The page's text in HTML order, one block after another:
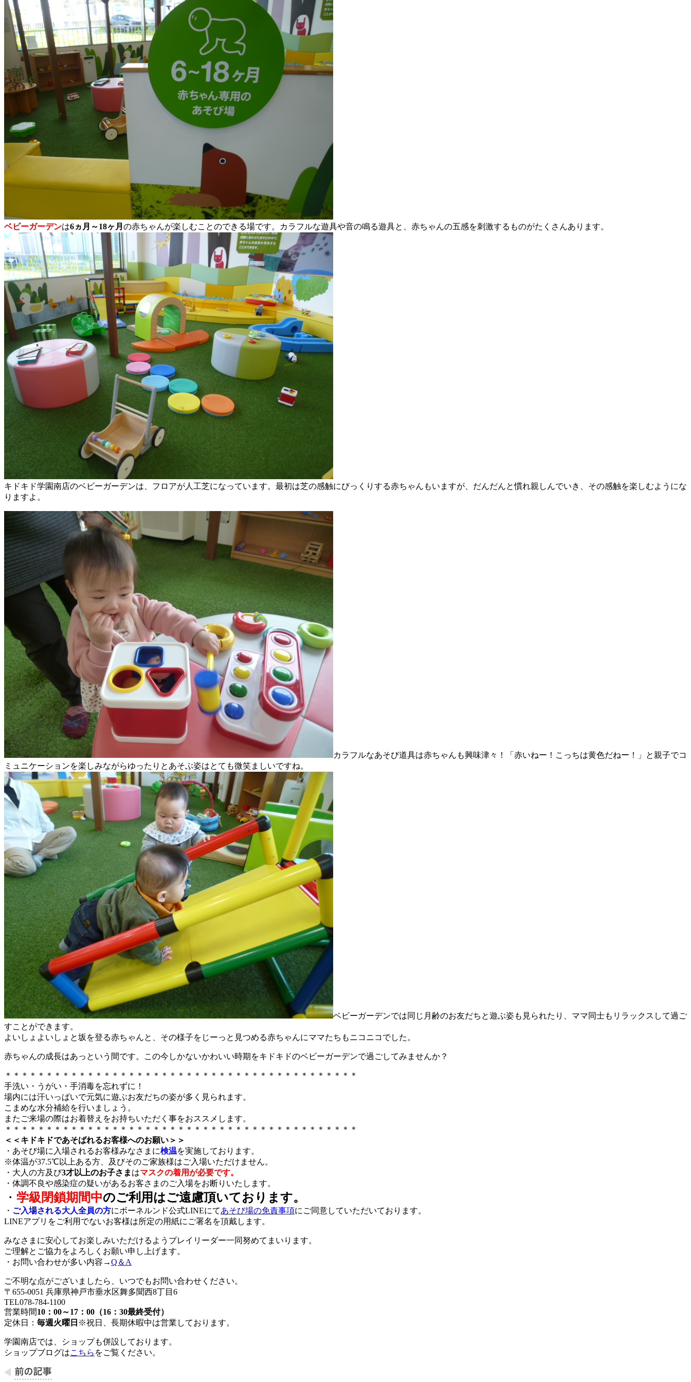
ベビーガーデンは6ヵ月～18ヶ月 の赤ちゃんが楽しむことのできる場です。カラフルな遊具や音の鳴る遊具と、赤ちゃんの五感を刺激するものがたくさんあります。
キドキド学園南店のベビーガーデンは、フロアが人工芝になっています。最初は芝の感触にびっくりする赤ちゃんもいますが、だんだんと慣れ親しんでいき、その感触を楽しむようにな
りますよ。
カラフルなあそび道具は赤ちゃんも興味津々！「赤いねー！こっちは黄色だねー！」と親子でコ
ミュニケーションを楽しみながらゆったりとあそぶ姿はとても微笑ましいですね。
ベビーガーデンでは同じ月齢のお友だちと遊ぶ姿も見られたり、ママ同士もリラックスして過ご
すことができます。
よいしょよいしょと坂を登る赤ちゃんと、その様子をじーっと見つめる赤ちゃんにママたちもニコニコでした。
赤ちゃんの成長はあっという間です。この今しかないかわいい時期をキドキドのベビーガーデンで過ごしてみませんか？
＊＊＊＊＊＊＊＊＊＊＊＊＊＊＊＊＊＊＊＊＊＊＊＊＊＊＊＊＊＊＊＊＊＊＊＊＊＊＊＊＊＊＊
手洗い・うがい・手消毒を忘れずに！
場内には汗いっぱいで元気に遊ぶお友だちの姿が多く見られます。
こまめな水分補給を行いましょう。
またご来場の際はお着替えをお持ちいただく事をおススメします。
＊＊＊＊＊＊＊＊＊＊＊＊＊＊＊＊＊＊＊＊＊＊＊＊＊＊＊＊＊＊＊＊＊＊＊＊＊＊＊＊＊＊＊
＜＜キドキドであそばれるお客様へのお願い＞＞
・あそび場に入場されるお客様みなさまに検温を実施しております。
※体温が37.5℃以上ある方、及びそのご家族様はご入場いただけません。
・大人の方及び3才以上のお子さまはマスクの着用が必要です。
・体調不良や感染症の疑いがあるお客さまのご入場をお断りいたします。
・ 学級閉鎖期間中のご利用はご遠慮頂いております。
・ ご入場される大人全員の方にボーネルンド公式LINEにてあそび場の免責事項にご同意していただいております。
LINEアプリをご利用でないお客様は所定の用紙にご署名を頂戴します。
みなさまに安心してお楽しみいただけるようプレイリーダー一同努めてまいります。
ご理解とご協力をよろしくお願い申し上げます。
・お問い合わせが多い内容→Q＆A
ご不明な点がございましたら、いつでもお問い合わせください。
〒655-0051 兵庫県神戸市垂水区舞多聞西8丁目6
TEL078-784-1100
営業時間10：00～17：00（16：30最終受付）
定休日： 毎週火曜日 ※祝日、長期休暇中は営業しております。
学園南店では、ショップも併設しております。
ショップブログはこちら をご覧ください。